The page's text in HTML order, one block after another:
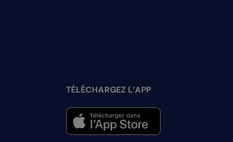
TÉLÉCHARGEZ L’APP